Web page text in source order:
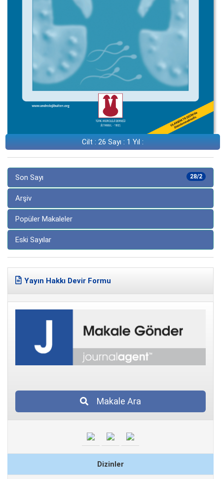
Cilt : 26 Sayı : 1 Yıl :
28/2
Son Sayı
Arşiv
Popüler Makaleler
Eski Sayılar
Yayın Hakkı Devir Formu
Makale Ara
Dizinler